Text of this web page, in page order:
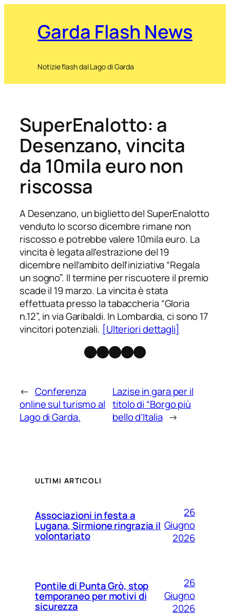
Garda Flash News
Notizie flash dal Lago di Garda
SuperEnalotto: a
Desenzano, vincita
da 10mila euro non
riscossa
A Desenzano, un biglietto del SuperEnalotto
venduto lo scorso dicembre rimane non
riscosso e potrebbe valere 10mila euro. La
vincita è legata all’estrazione del 19
dicembre nell’ambito dell’iniziativa “Regala
un sogno”. Il termine per riscuotere il premio
scade il 19 marzo. La vincita è stata
effettuata presso la tabaccheria “Gloria
n.12”, in via Garibaldi. In Lombardia, ci sono 17
vincitori potenziali. [Ulteriori dettagli]
Facebook
Instagram
X Threads
Telegram
← Conferenza
online sul turismo al
Lago di Garda.
Lazise in gara per il
titolo di “Borgo più
bello d’Italia →
ULTIMI ARTICOLI
Associazioni in festa a
Lugana, Sirmione ringrazia il
volontariato
26
Giugno
2026
Pontile di Punta Grò, stop
temporaneo per motivi di
sicurezza
26
Giugno
2026